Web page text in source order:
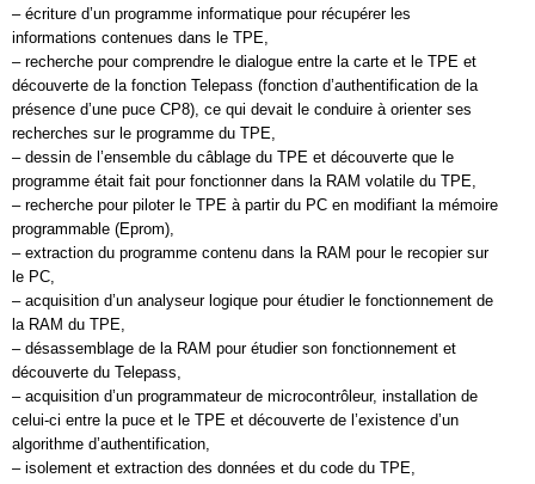
– écriture d’un programme informatique pour récupérer les
informations contenues dans le TPE,
– recherche pour comprendre le dialogue entre la carte et le TPE et
découverte de la fonction Telepass (fonction d’authentification de la
présence d’une puce CP8), ce qui devait le conduire à orienter ses
recherches sur le programme du TPE,
– dessin de l’ensemble du câblage du TPE et découverte que le
programme était fait pour fonctionner dans la RAM volatile du TPE,
– recherche pour piloter le TPE à partir du PC en modifiant la mémoire
programmable (Eprom),
– extraction du programme contenu dans la RAM pour le recopier sur
le PC,
– acquisition d’un analyseur logique pour étudier le fonctionnement de
la RAM du TPE,
– désassemblage de la RAM pour étudier son fonctionnement et
découverte du Telepass,
– acquisition d’un programmateur de microcontrôleur, installation de
celui-ci entre la puce et le TPE et découverte de l’existence d’un
algorithme d’authentification,
– isolement et extraction des données et du code du TPE,